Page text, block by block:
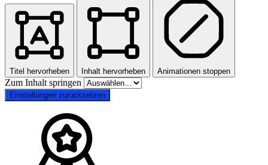
Titel hervorheben Inhalt hervorheben Animationen stoppen
Zum Inhalt springen
Einstellungen zurücksetzen